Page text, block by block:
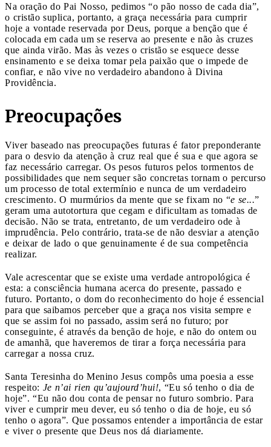
Na oração do Pai Nosso, pedimos “o pão nosso de cada dia”,
o cristão suplica, portanto, a graça necessária para cumprir
hoje a vontade reservada por Deus, porque a benção que é
colocada em cada um se reserva ao presente e não às cruzes
que ainda virão. Mas às vezes o cristão se esquece desse
ensinamento e se deixa tomar pela paixão que o impede de
confiar, e não vive no verdadeiro abandono à Divina
Providência.
Preocupações
Viver baseado nas preocupações futuras é fator preponderante
para o desvio da atenção à cruz real que é sua e que agora se
faz necessário carregar. Os pesos futuros pelos tormentos de
possibilidades que nem sequer são concretas tornam o percurso
um processo de total extermínio e nunca de um verdadeiro
crescimento. O murmúrios da mente que se fixam no “e se...”
geram uma autotortura que cegam e dificultam as tomadas de
decisão. Não se trata, entretanto, de um verdadeiro ode à
imprudência. Pelo contrário, trata-se de não desviar a atenção
e deixar de lado o que genuinamente é de sua competência
realizar.
Vale acrescentar que se existe uma verdade antropológica é
esta: a consciência humana acerca do presente, passado e
futuro. Portanto, o dom do reconhecimento do hoje é essencial
para que saibamos perceber que a graça nos visita sempre e
que se assim foi no passado, assim será no futuro; por
conseguinte, é através da benção de hoje, e não do ontem ou
de amanhã, que haveremos de tirar a força necessária para
carregar a nossa cruz.
Santa Teresinha do Menino Jesus compôs uma poesia a esse
respeito: Je n’ai rien qu’aujourd’hui!, “Eu só tenho o dia de
hoje”. “Eu não dou conta de pensar no futuro sombrio. Para
viver e cumprir meu dever, eu só tenho o dia de hoje, eu só
tenho o agora”. Que possamos entender a importância de estar
e viver o presente que Deus nos dá diariamente.